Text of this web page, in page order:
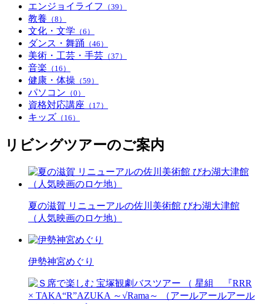
エンジョイライフ （39）
教養 （8）
文化・文学 （6）
ダンス・舞踊 （46）
美術・工芸・手芸 （37）
音楽 （16）
健康・体操 （59）
パソコン （0）
資格対応講座 （17）
キッズ （16）
リビングツアーのご案内
夏の滋賀 リニューアルの佐川美術館 びわ湖大津館
（人気映画のロケ地）
伊勢神宮めぐり